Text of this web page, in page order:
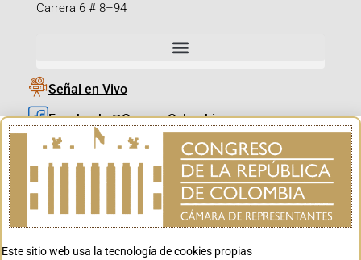
Carrera 6 # 8–94
Señal en Vivo
Facebook_@CamaraColombia
Instagram_@CamaraColombia
X_@CamaraColombia
Youtube_@CamaraColombia
Este sitio web usa la tecnología de cookies propias